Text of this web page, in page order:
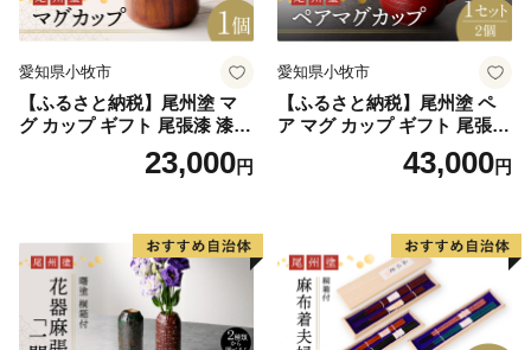
愛知県小牧市
【ふるさと納税】尾州塗 マ
グ カップ ギフト 尾張漆 漆
漆器 漆器工芸 工芸品 芸術性
実用性 抗菌性 美味しく安全
ウイルス効果 お取り寄せ 愛
知県 小牧市 送料無料
23,000円
愛知県小牧市
【ふるさと納税】尾州塗 ペ
ア マグ カップ ギフト 尾張漆
漆 漆器 漆器工芸 工芸品 芸術
性 実用性 抗菌性 美味しく安
抗ウイルス効果 お取り寄せ
愛知県 小牧市 送料無料
43,000円